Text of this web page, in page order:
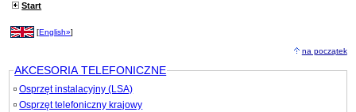
Start
[English»]
na początek
AKCESORIA TELEFONICZNE
Osprzęt instalacyjny (LSA)
Osprzęt telefoniczny krajowy